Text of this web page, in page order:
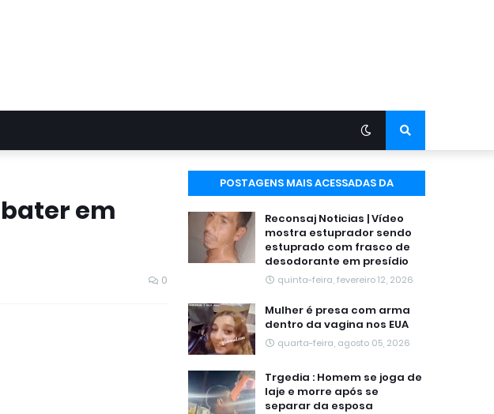
em
0
POSTAGENS MAIS ACESSADAS DA
Reconsaj Noticias | Vídeo
mostra estuprador sendo
estuprado com frasco de
desodorante em presídio
quinta-feira, fevereiro 12, 2026
Mulher é presa com arma
dentro da vagina nos EUA
quarta-feira, agosto 05, 2026
Trgedia : Homem se joga de
laje e morre após se
separar da esposa